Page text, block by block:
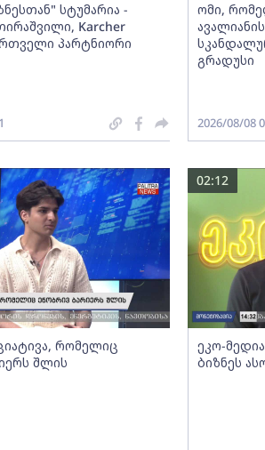
სტუმარია -
Karcher
პარტნიორი
ომი,
გრადუსი
2026/08/08
რომელიც
შლის
ეკო-
ბიზნეს
02:12